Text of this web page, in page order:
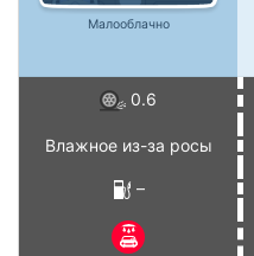
Малооблачно
0.6
Влажное из-за росы
–